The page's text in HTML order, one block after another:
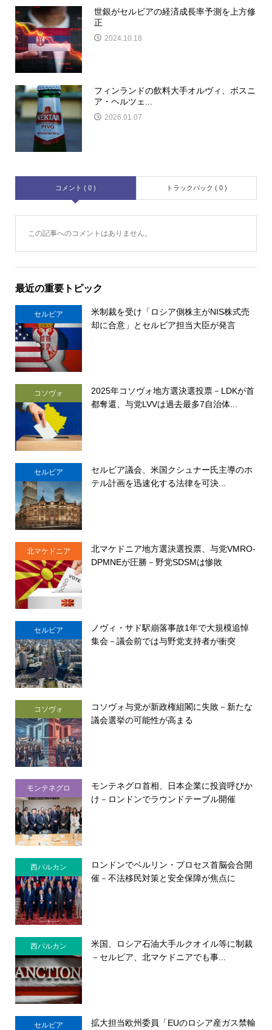
世銀がセルビアの経済成長率予測を上方修
正
2024.10.18
フィンランドの飲料大手オルヴィ、ボスニ
ア・ヘルツェ...
2026.01.07
コメント ( 0 ) トラックバック ( 0 )
この記事へのコメントはありません。
最近の重要トピック
セルビア
米制裁を受け「ロシア側株主がNIS株式売
却に合意」とセルビア担当大臣が発言
コソヴォ
2025年コソヴォ地方選決選投票－LDKが首
都奪還、与党LVVは過去最多7自治体...
セルビア
セルビア議会、米国クシュナー氏主導のホ
テル計画を迅速化する法律を可決...
北マケドニア
北マケドニア地方選決選投票、与党VMRO-
DPMNEが圧勝－野党SDSMは惨敗
セルビア
ノヴィ・サド駅崩落事故1年で大規模追悼
集会－議会前では与野党支持者が衝突
コソヴォ
コソヴォ与党が新政権組閣に失敗－新たな
議会選挙の可能性が高まる
モンテネグロ
モンテネグロ首相、日本企業に投資呼びか
け－ロンドンでラウンドテーブル開催
西バルカン
ロンドンでベルリン・プロセス首脳会合開
催－不法移民対策と安全保障が焦点に
西バルカン
米国、ロシア石油大手ルクオイル等に制裁
－セルビア、北マケドニアでも事...
セルビア
拡大担当欧州委員「EUのロシア産ガス禁輸